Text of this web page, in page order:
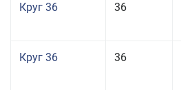
Круг 36 36
Круг 36 36